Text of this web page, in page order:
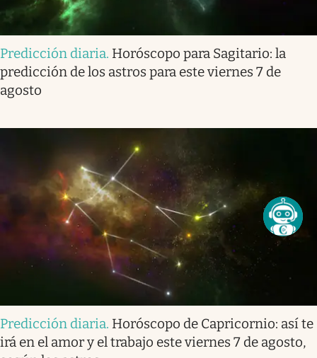
Predicción diaria. Horóscopo para Sagitario: la
predicción de los astros para este viernes 7 de
agosto
Predicción diaria. Horóscopo de Capricornio: así te
irá en el amor y el trabajo este viernes 7 de agosto,